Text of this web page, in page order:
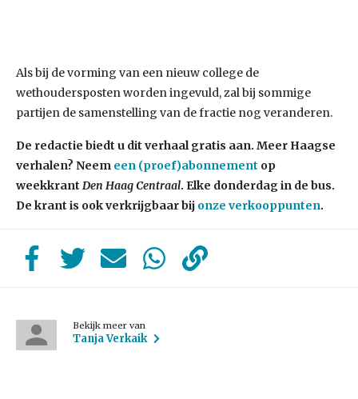
Als bij de vorming van een nieuw college de
wethoudersposten worden ingevuld, zal bij sommige
partijen de samenstelling van de fractie nog veranderen.
De redactie biedt u dit verhaal gratis aan. Meer Haagse
verhalen? Neem een (proef)abonnement op
weekkrant Den Haag Centraal. Elke donderdag in de bus.
De krant is ook verkrijgbaar bij onze verkooppunten.
Bekijk meer van
Tanja Verkaik